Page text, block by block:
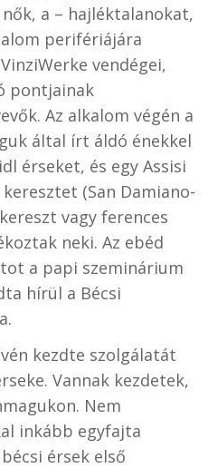
a – hajléktalanokat,
perifériájára
vendégei,
pontjainak
Az alkalom végén a
által írt áldó énekkel
érseket, és egy Assisi
(San Damiano-
vagy ferences
neki. Az ebéd
a papi szeminárium
hírül a Bécsi
kezdte szolgálatát
Vannak kezdetek,
Nem
inkább egyfajta
érsek első